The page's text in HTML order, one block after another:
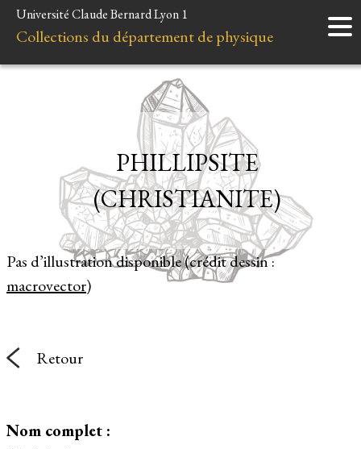
Accueil
Instruments
Liens et ressources
Université Claude Bernard Lyon 1
Collections du département de physique
Pas d’illustration disponible (crédit dessin :
macrovector)
PHILLIPSITE
(CHRISTIANITE)
Retour
Nom complet :